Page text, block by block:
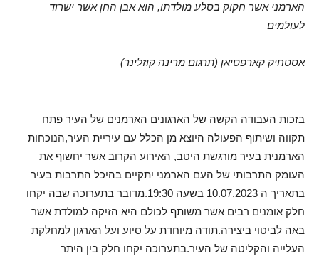
הארמני אשר חקוק בסלע מולדתו, הוא אבן החן אשר ישרוד
לעולמים
אסטחיק קארפטיאן (תרגום מרינה קוזלינר)
בזכות העבודה הקשה של הארגונים הארמנים של העיר פתח
תקווה ושיתוף הפעולה היוצא מן הכלל עם עיריית העיר,הנוכחות
הארמנית בעיר מורגשת היטב, האירוע הקרוב אשר יחשוף את
העומק התרבותי של העם הארמני יתקיים בהיכל התרבות בעיר
בתאריך ה 10.07.2023 בשעה 19:30.מדובר בתערוכה שבה יקחו
חלק אומנים רבים אשר משותף לכולם היא הזיקה למולדת אשר
באה לביטוי ביצירה.תודה מיוחדת על סיוע ועל הארגון למחלקת
העלייה והקליטה של העיר.בתערוכה יקחו חלק בין היתר